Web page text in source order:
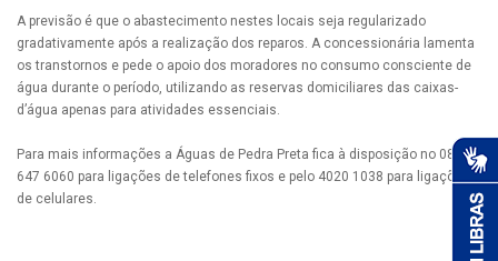
A previsão é que o abastecimento nestes locais seja regularizado
gradativamente após a realização dos reparos. A concessionária lamenta
os transtornos e pede o apoio dos moradores no consumo consciente de
água durante o período, utilizando as reservas domiciliares das caixas-
d’água apenas para atividades essenciais.
Para mais informações a Águas de Pedra Preta fica à disposição no 0800
647 6060 para ligações de telefones fixos e pelo 4020 1038 para ligações
de celulares.